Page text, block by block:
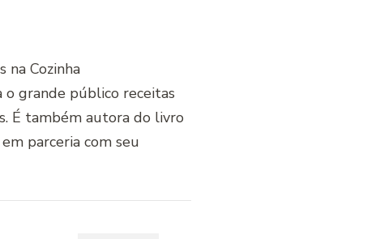
na Cozinha
o grande público receitas
É também autora do livro
parceria com seu